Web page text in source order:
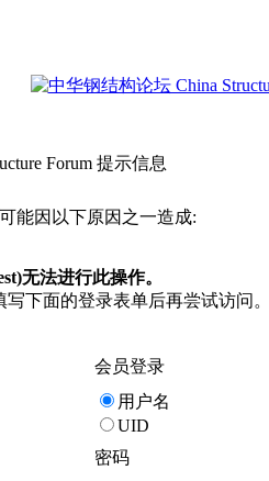
Forum 提示信息
能因以下原因之一造成:
无法进行此操作。
下面的登录表单后再尝试访问。
会员登录
用户名
UID
密码